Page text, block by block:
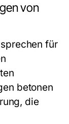
von
für
betonen
die